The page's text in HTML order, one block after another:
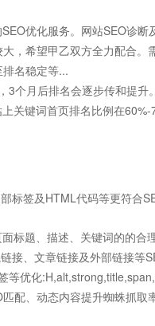
优化服务。网站SEO诊
，希望甲乙双方全力配合
名稳定等...
3个月后排名会逐步传和提
关键词首页排名比例在60%-
标签及HTML代码等更符合
标题、描述、关键词的的合
接、文章链接及外部链接等
等优化
配、动态内容提升蜘蛛抓取